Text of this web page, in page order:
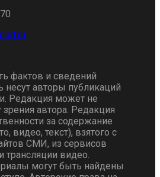
фактов и сведений
несут авторы публикаций
Редакция может не
зрения автора. Редакция
за содержание
видео, текст), взятого с
СМИ, из сервисов
трансляции видео.
могут быть найдены